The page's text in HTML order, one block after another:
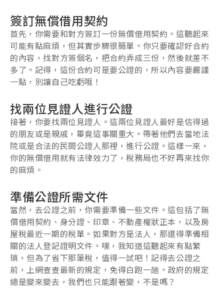
簽訂無償借用契約
首先，你需要和對方簽訂一份無償借用契約。這聽起來
可能有點麻煩，但其實步驟很簡單。你只要確認好合約
的內容，找對方簽個名，把合約弄成三份，然後就差不
多了。記得，這份合約可是要公證的，所以內容要嚴謹
一點，別讓自己吃虧哦！
找兩位見證人進行公證
接著，你要找兩位見證人。這兩位見證人最好是信得過
的朋友或是親戚，畢竟這事關重大。帶著他們去當地法
院或是合法的民間公證人那裡，進行公證。這樣一來，
你的無償借用就有法律效力了，稅務局也不好再來找你
的麻煩。
準備公證所需文件
當然，去公證之前，你需要準備一些文件。這包括了無
償借用契約、身分證、印章、不動產權狀正本，以及房
屋稅最近一期的稅單。如果對方是法人，那還得準備相
關的法人登記證明文件。嘿，我知道這聽起來有點繁
瑣，但為了省下那筆稅，值得一試吧！記得去公證之
前，上網查查最新的規定，免得白跑一趟。政府的規定
總是變來變去，我們也只能跟著變，不是嗎？